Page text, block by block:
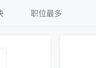
职位最多